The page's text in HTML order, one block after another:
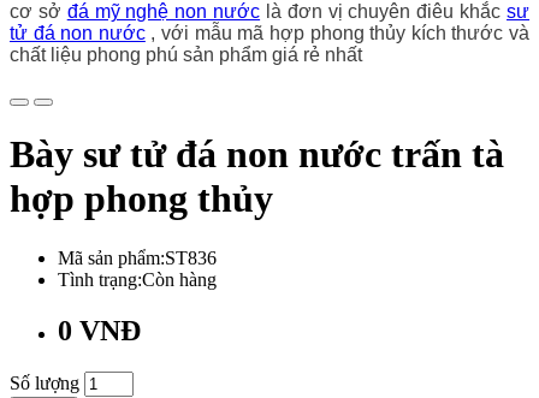
cơ sở đá mỹ nghệ non nước là đơn vị chuyên điêu khắcsư
tử đá non nước, với mẫu mã hợp phong thủy kích thước và
chất liệu phong phú sản phẩm giá rẻ nhất
Bày sư tử đá non nước trấn tà
hợp phong thủy
Mã sản phẩm:ST836
Tình trạng:Còn hàng
0 VNĐ
Số lượng